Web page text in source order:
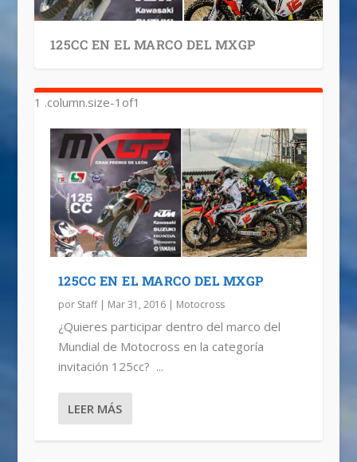
125CC EN EL MARCO DEL MXGP
125CC EN EL MARCO DEL MXGP
por Staff| Mar 31, 2016| Motocross
¿Quieres participar dentro del marco del
Mundial de Motocross en la categoría
invitación 125cc? ...
LEER MÁS